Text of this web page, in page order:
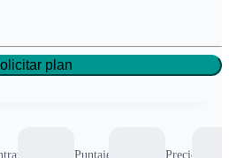
plan
Puntaje Precio